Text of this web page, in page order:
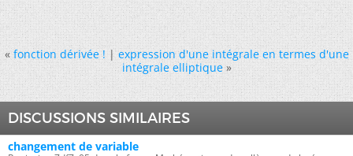
« fonction dérivée !|expression d'une intégrale en termes d'une
intégrale elliptique »
DISCUSSIONS SIMILAIRES
changement de variable